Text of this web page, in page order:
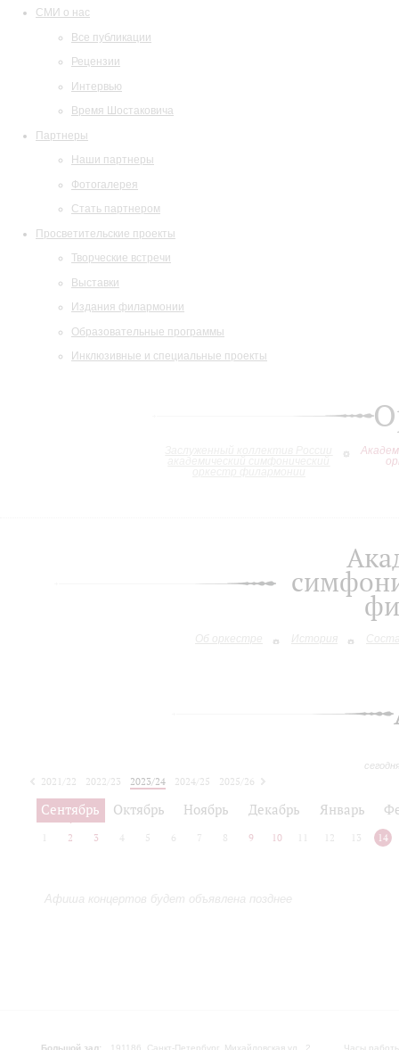
СМИ о нас
Все публикации
Рецензии
Интервью
Время Шостаковича
Партнеры
Наши партнеры
Фотогалерея
Стать партнером
Просветительские проекты
Творческие встречи
Выставки
Издания филармонии
Образовательные программы
Инклюзивные и специальные проекты
Об оркестре История
2021/22 2022/23 2023/24 2024/25
2025/26
2026/27
Сентябрь Октябрь Ноябрь Декабрь Январь
2 3 4 5 6 7 8 9 10 12 13 14
Афиша концертов будет объявлена позднее
Большой зал: 191186, Санкт-Петербург, Михайловская ул., 2 Часы